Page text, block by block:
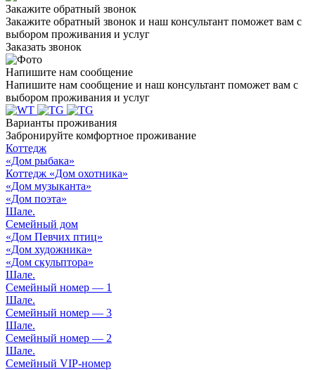
Закажите обратный звонок
Закажите обратный звонок и наш консультант поможет вам с
выбором проживания и услуг
Заказать звонок
Напишите нам сообщение
Напишите нам сообщение и наш консультант поможет вам с
выбором проживания и услуг
Варианты проживания
Забронируйте комфортное проживание
Коттедж
«Дом рыбака»
Коттедж «Дом охотника»
«Дом музыканта»
«Дом поэта»
Шале.
Cемейный дом
«Дом Певчих птиц»
«Дом художника»
«Дом скульптора»
Шале.
Cемейный номер — 1
Шале.
Cемейный номер — 3
Шале.
Cемейный номер — 2
Шале.
Cемейный VIP-номер